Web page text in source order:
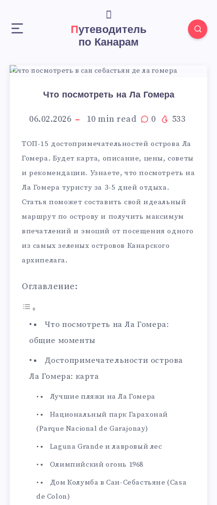
Путеводитель
по Канарам
Что посмотреть на Ла Гомера
06.02.2026 10 min read 0 533
ТОП-15 достопримечательностей острова Ла
Гомера. Будет карта, описание, цены, советы
и рекомендации. Узнаете, что посмотреть на
Ла Гомера туристу за 3-5 дней отдыха.
Статья поможет составить свой идеальный
маршрут по острову и получить максимум
впечатлений и эмоций от посещения одного
из самых зеленых островов Канарского
архипелага.
Оглавление:
Что посмотреть на Ла Гомера:
общие моменты
Достопримечательности острова
Ла Гомера: карта
Лучшие пляжи на Ла Гомера
Национальный парк Гарахонай
(Parque Nacional de Garajonay)
Laguna Grande и лавровый лес
Олимпийский огонь 1968
Дом Колумба в Сан-Себастьяне (Casa
de Colon)